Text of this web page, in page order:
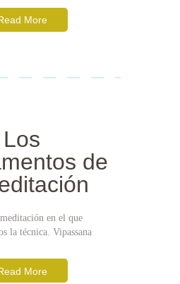
More
Los
de
en el que
la técnica. Vipassana
More